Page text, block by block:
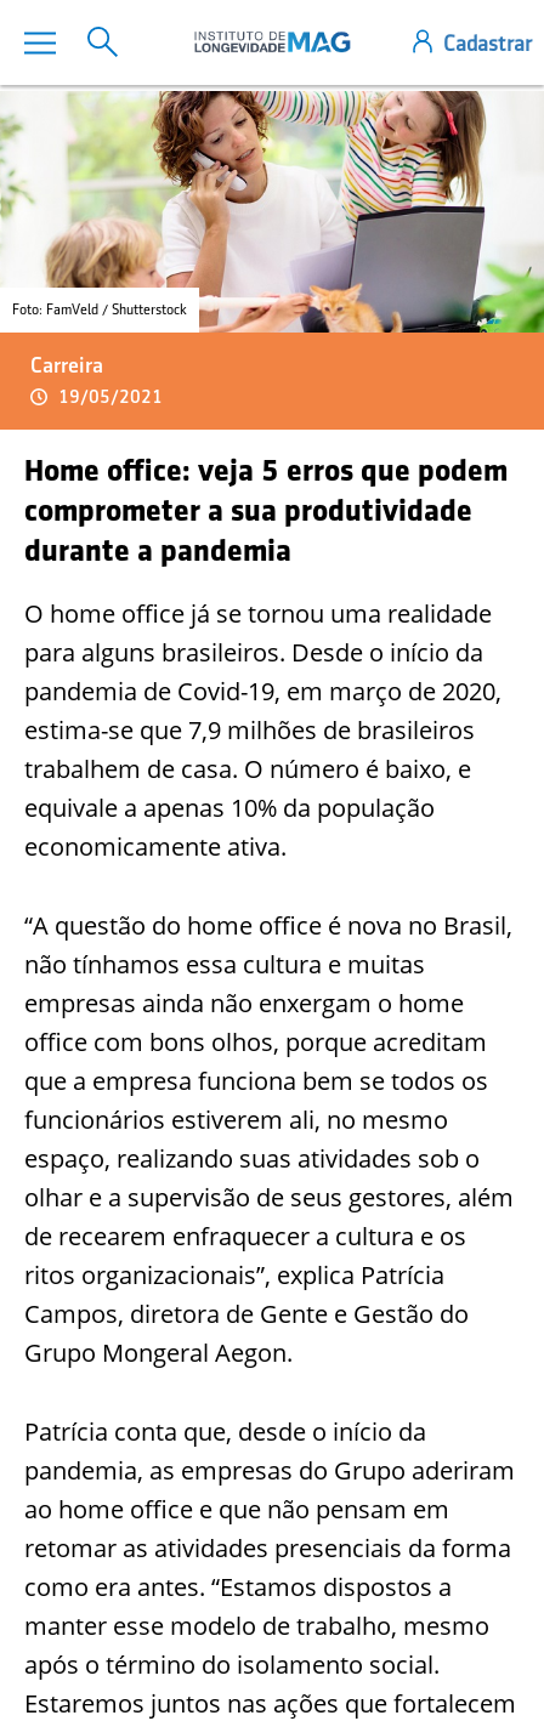
Foto: FamVeld / Shutterstock
Carreira
19/05/2021
Home office: veja 5 erros que podem
comprometer a sua produtividade
durante a pandemia
O home office já se tornou uma realidade
para alguns brasileiros. Desde o início da
pandemia de Covid-19, em março de 2020,
estima-se que 7,9 milhões de brasileiros
trabalhem de casa. O número é baixo, e
equivale a apenas 10% da população
economicamente ativa.
“A questão do home office é nova no Brasil,
não tínhamos essa cultura e muitas
empresas ainda não enxergam o home
office com bons olhos, porque acreditam
que a empresa funciona bem se todos os
funcionários estiverem ali, no mesmo
espaço, realizando suas atividades sob o
olhar e a supervisão de seus gestores, além
de recearem enfraquecer a cultura e os
ritos organizacionais”, explica Patrícia
Campos, diretora de Gente e Gestão do
Grupo Mongeral Aegon.
Patrícia conta que, desde o início da
pandemia, as empresas do Grupo aderiram
ao home office e que não pensam em
retomar as atividades presenciais da forma
como era antes. “Estamos dispostos a
manter esse modelo de trabalho, mesmo
após o término do isolamento social.
Estaremos juntos nas ações que fortalecem